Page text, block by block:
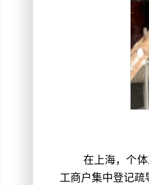
在上海，个
工商户集中登记疏